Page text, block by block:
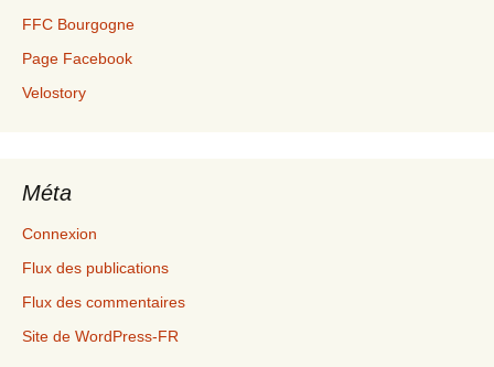
FFC Bourgogne
Page Facebook
Velostory
Méta
Connexion
Flux des publications
Flux des commentaires
Site de WordPress-FR